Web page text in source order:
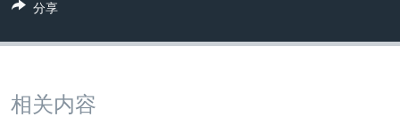
南中国海争端
分享
相关内容